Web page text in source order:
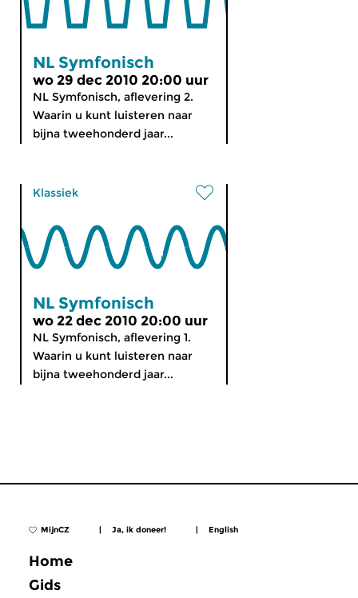
NL Symfonisch
wo 29 dec 2010 20:00 uur
NL Symfonisch, aflevering 2.
Waarin u kunt luisteren naar
bijna tweehonderd jaar...
Klassiek
NL Symfonisch
wo 22 dec 2010 20:00 uur
NL Symfonisch, aflevering 1.
Waarin u kunt luisteren naar
bijna tweehonderd jaar...
MijnCZ | Ja, ik doneer! | English
Home
Gids